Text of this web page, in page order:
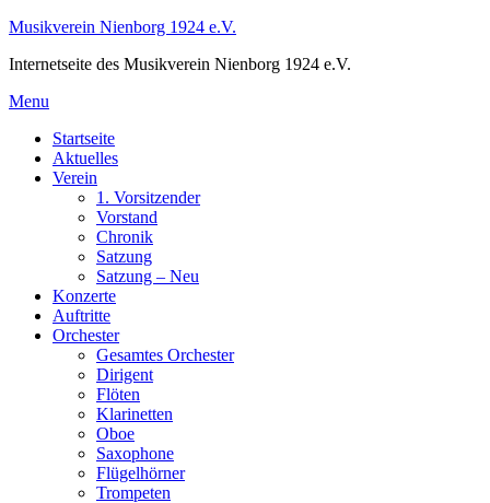
Skip
content
Musikverein Nienborg 1924 e.V.
Internetseite des Musikverein Nienborg 1924 e.V.
Menu
Startseite
Aktuelles
Verein
1. Vorsitzender
Vorstand
Chronik
Satzung
Satzung – Neu
Konzerte
Auftritte
Orchester
Gesamtes Orchester
Dirigent
Flöten
Klarinetten
Oboe
Saxophone
Flügelhörner
Trompeten